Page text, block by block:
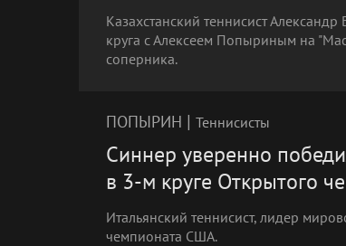
Казахстанский теннисист
круга с Алексеем Попыриным на
соперника.
ПОПЫРИН | Теннисисты
Синнер уверенно
в 3-м круге Открытого
Итальянский теннисист, лидер
чемпионата США.